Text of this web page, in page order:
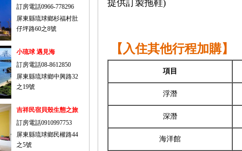
訂房電話0966-778296
屏東縣琉球鄉杉福村肚
仔坪路60之8號
小琉球 遇見海
訂房電話08-8612850
屏東縣琉球鄉中興路32
之19號
吉祥民宿貝殼生態之旅
訂房電話0910997753
屏東縣琉球鄉民權路44
之5號
提供訂製拖鞋)
【入住其他行程加購】
項目
浮潛
深潛
海洋館